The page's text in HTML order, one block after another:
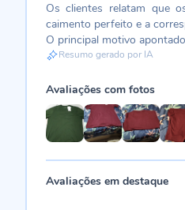
Os clientes relatam que
caimento perfeito e a
O principal motivo
Resumo gerado por IA
Avaliações com fotos
Avaliações em destaque